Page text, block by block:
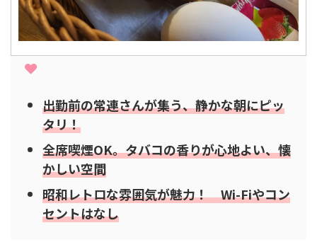
出勤前の常連さんが集う、静かな朝にピッ
タリ！
全席喫煙OK。タバコの香りが心地よい、懐
かしい空間
昭和レトロな雰囲気が魅力！ Wi-Fiやコン
セントはなし